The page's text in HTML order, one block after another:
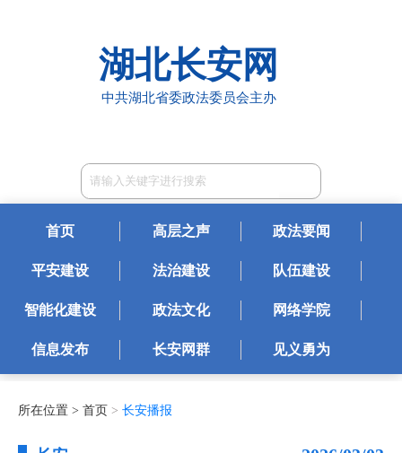
湖北长安网
中共湖北省委政法委员会主办
首页 高层之声 政法要闻
平安建设 法治建设 队伍建设
智能化建设 政法文化 网络学院
信息发布 长安网群 见义勇为
所在位置 > 首页 > 长安播报